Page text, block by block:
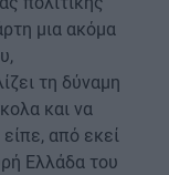
μια ακόμα
τη δύναμη
και να
από εκεί
Ελλάδα του